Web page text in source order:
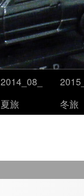
2014_08_
夏旅
冬旅